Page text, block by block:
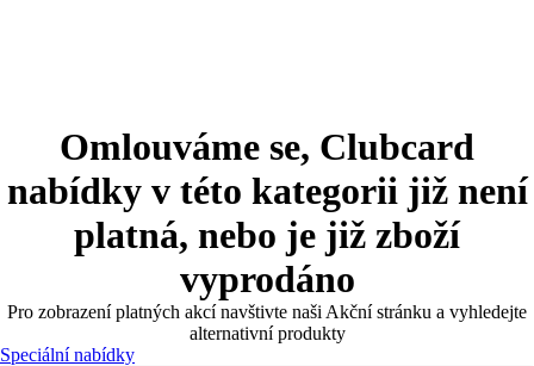
Omlouváme se, Clubcard
nabídky v této kategorii již není
platná, nebo je již zboží
vyprodáno
Pro zobrazení platných akcí navštivte naši Akční stránku a vyhledejte
alternativní produkty
Speciální nabídky